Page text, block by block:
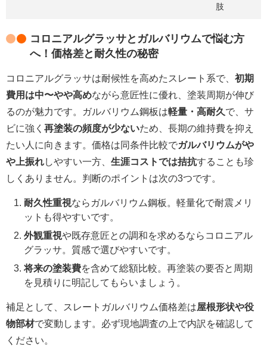
肢
コロニアルグラッサとガルバリウムで悩む方
へ！価格差と耐久性の秘密
コロニアルグラッサは耐候性を高めたスレート系で、 初期
費用は中〜やや高めながら意匠性に優れ、塗装周期が伸び
るのが魅力です。ガルバリウム鋼板は軽量・高耐久で、サ
ビに強く 再塗装の頻度が少ないため、長期の維持費を抑え
たい人に向きます。価格は同条件比較でガルバリウムがや
や上振れしやすい一方、 生涯コストでは拮抗することも珍
しくありません。判断のポイントは次の3つです。
耐久性重視ならガルバリウム鋼板。軽量化で耐震メリ
ットも得やすいです。
外観重視や既存意匠との調和を求めるならコロニアル
グラッサ。質感で選びやすいです。
将来の塗装費を含めて総額比較。再塗装の要否と周期
を見積りに明記してもらいましょう。
補足として、スレートガルバリウム価格差は屋根形状や役
物部材で変動します。必ず現地調査の上で内訳を確認して
ください。